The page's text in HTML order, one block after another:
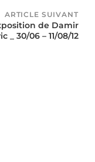
ARTICLE SUIVANT
de Damir
_ 30/06 – 11/08/12